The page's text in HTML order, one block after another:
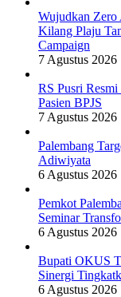
Tingkatkan
Pendapatan
Daerah
Wujudkan Zero
Kilang Plaju
Campaign
7 Agustus 2026
RS Pusri
Pasien BPJS
7 Agustus 2026
Palembang
Adiwiyata
6 Agustus 2026
Pemkot
Seminar
6 Agustus 2026
Bupati OKUS
Sinergi
6 Agustus 2026